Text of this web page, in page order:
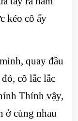
kéo cô ấy
quay đầu
cô lắc lắc
Thính vậy,
ở cùng nhau